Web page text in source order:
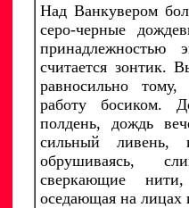
Над Ванкувером
серо-черные
принадлежностью
считается зонтик.
равносильно
работу босиком.
полдень, дождь
сильный ливень,
обрушиваясь,
сверкающие
оседающая на лицах